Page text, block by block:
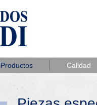
Productos Calidad